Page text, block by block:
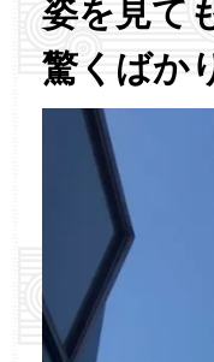
姿を見て
驚くばか